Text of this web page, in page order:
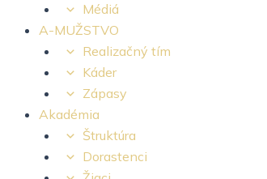
Médiá
A-MUŽSTVO
Realizačný tím
Káder
Zápasy
Akadémia
Štruktúra
Dorastenci